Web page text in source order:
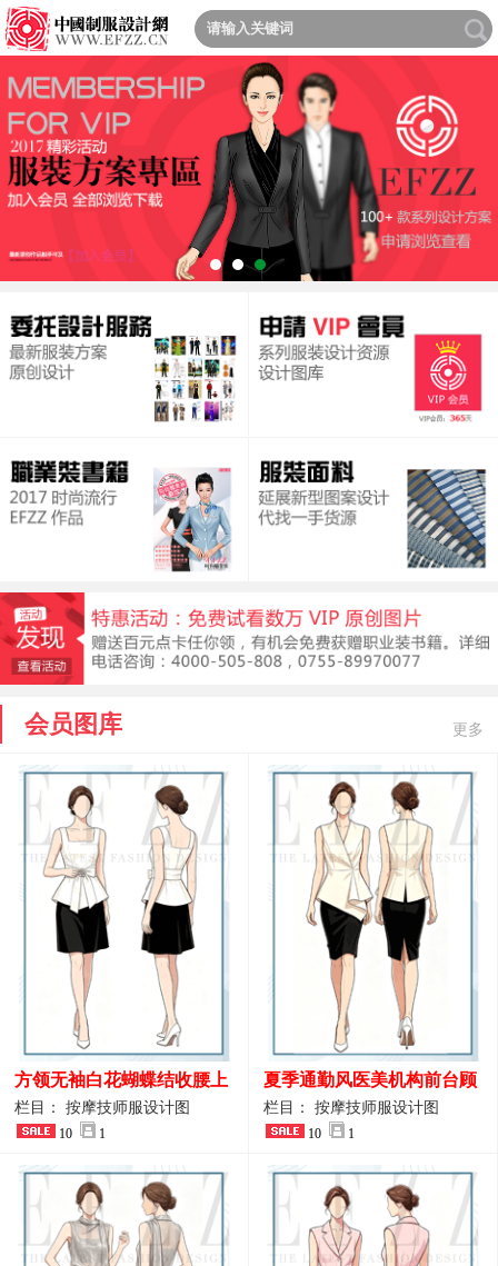
会员图库 更多
方领无袖白花蝴蝶结收腰上
衣 SPA会所接待工作制服设
计
栏目： 按摩技师服设计图
10 1
夏季通勤风医美机构前台顾
问端庄工作制服
栏目： 按摩技师服设计图
10 1